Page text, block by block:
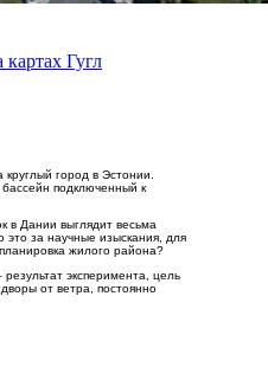
Гугл
город в Эстонии.
подключенный к
в Дании выглядит весьма
это за научные изыскания, для
жилого района?
эксперимента, цель
от ветра, постоянно